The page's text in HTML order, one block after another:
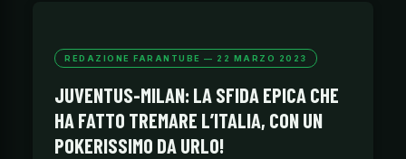
REDAZIONE FARANTUBE — 22 MARZO 2023
JUVENTUS-MILAN: LA SFIDA EPICA CHE
HA FATTO TREMARE L’ITALIA, CON UN
POKERISSIMO DA URLO!